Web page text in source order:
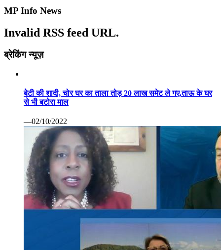
MP Info News
Invalid RSS feed URL.
ब्रेकिंग न्यूज़
बेटी की शादी, चोर घर का ताला तोड़ 20 लाख समेट ले गए.ताऊ के घर
से भी बटोरा माल
—02/10/2022